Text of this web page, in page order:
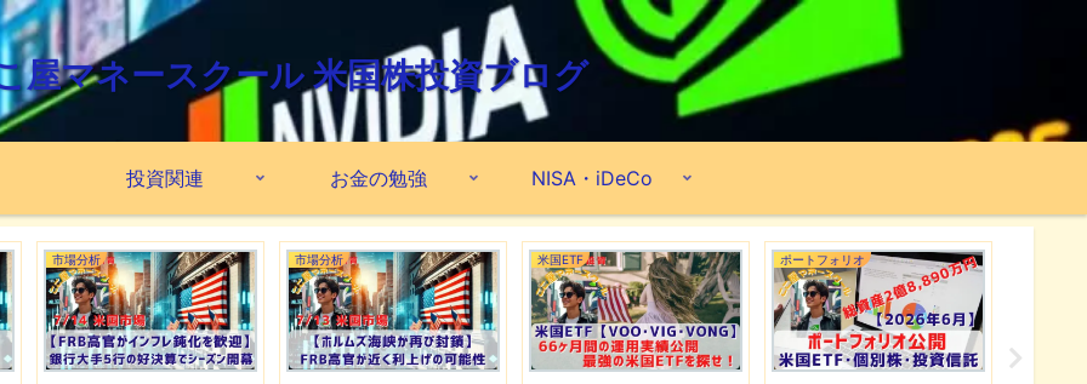
屋マネースクール 米国株投資ブログ
投資関連 お金の勉強 NISA・iDeCo
市場分析 市場分析 米国ETF ポートフォリオ